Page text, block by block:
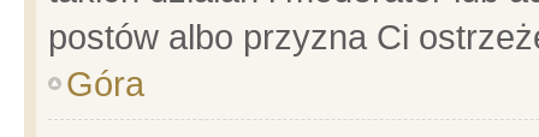
postów albo przyzna Ci
Góra